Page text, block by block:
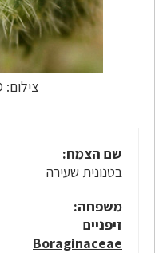
צילום:
שם הצמח:
בטנונית שעירה
משפחה:
זיפניים
Boraginaceae